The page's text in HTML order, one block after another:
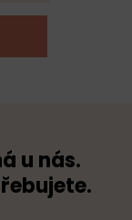
u nás.